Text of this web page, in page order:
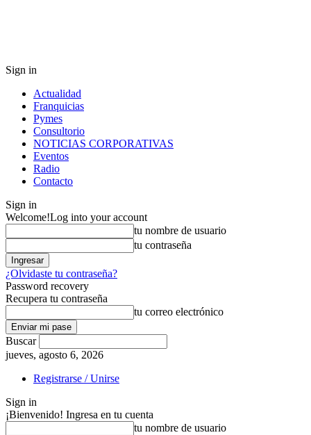
Sign in
Actualidad
Franquicias
Pymes
Consultorio
NOTICIAS CORPORATIVAS
Eventos
Radio
Contacto
Sign in
Welcome!Log into your account
tu nombre de usuario
tu contraseña
¿Olvidaste tu contraseña?
Password recovery
Recupera tu contraseña
tu correo electrónico
Buscar
jueves, agosto 6, 2026
Registrarse / Unirse
Sign in
¡Bienvenido! Ingresa en tu cuenta
tu nombre de usuario